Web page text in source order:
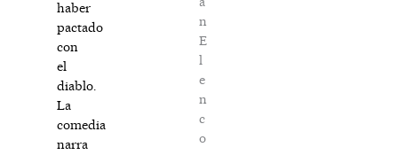
haber
pactado
con
el
diablo.
La
comedia
narra
n
E
l
e
n
c
o